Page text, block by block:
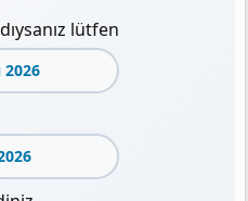
lütfen
2026